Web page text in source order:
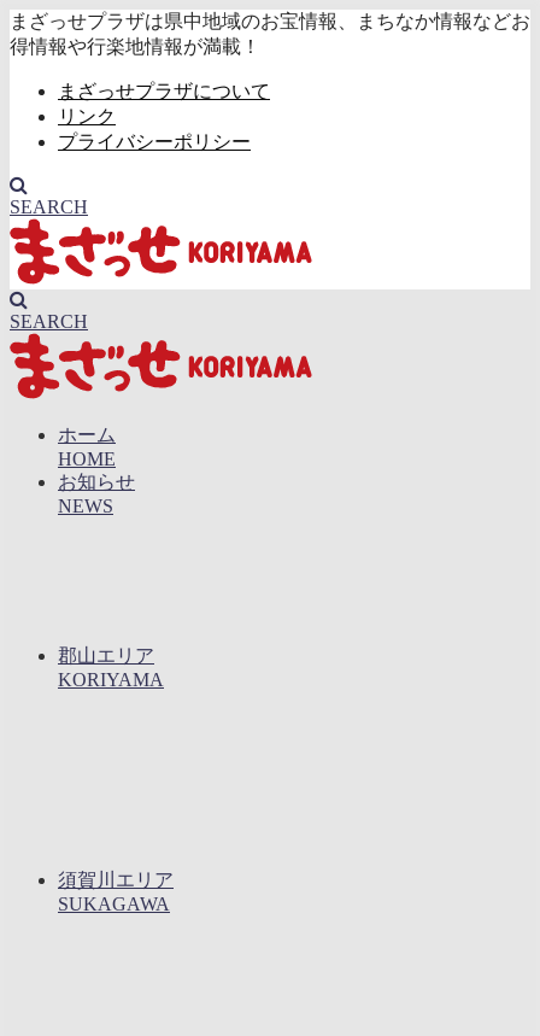
まざっせプラザは県中地域のお宝情報、まちなか情報などお
得情報や行楽地情報が満載！
まざっせプラザについて
リンク
プライバシーポリシー
SEARCH
SEARCH
ホーム
HOME
お知らせ
NEWS
郡山エリア
KORIYAMA
須賀川エリア
SUKAGAWA